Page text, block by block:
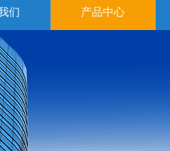
们 产品中心